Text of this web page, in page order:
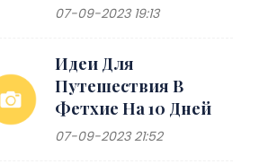
07-09-2023 19:13
Идеи Для
Путешествия В
Фетхие На 10 Дней
07-09-2023 21:52